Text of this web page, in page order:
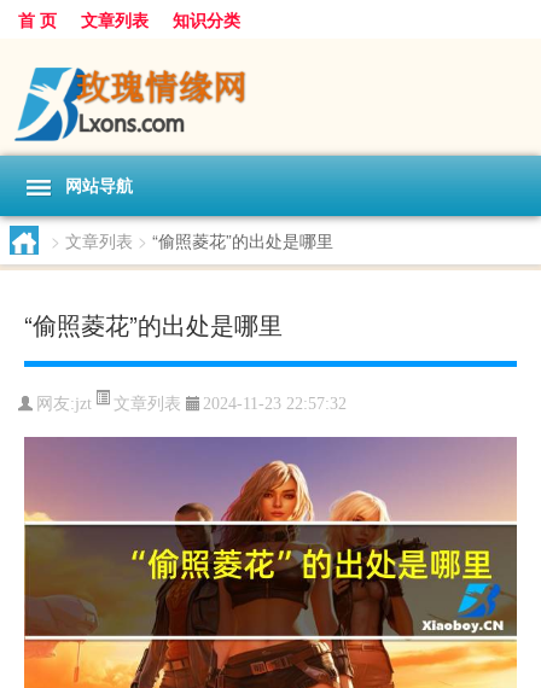
首 页 文章列表 知识分类
网站导航
> 文章列表 > “偷照菱花”的出处是哪里
“偷照菱花”的出处是哪里
网友:jzt 文章列表 2024-11-23 22:57:32